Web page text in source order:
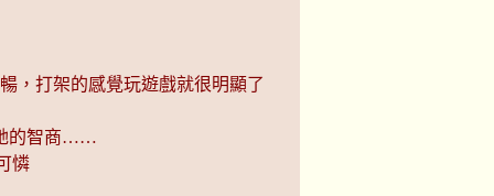
，打架的感覺玩遊戲就很明顯了
的智商……
憐